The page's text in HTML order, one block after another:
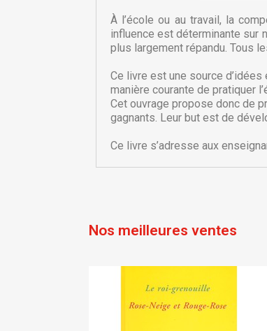
À l’école ou au travail, la
influence est déterminante sur
plus largement répandu. Tous
Ce livre est une source
manière courante de pratiquer
Cet ouvrage propose donc de
gagnants. Leur but est de
Ce livre s’adresse aux
Nos meilleures ventes